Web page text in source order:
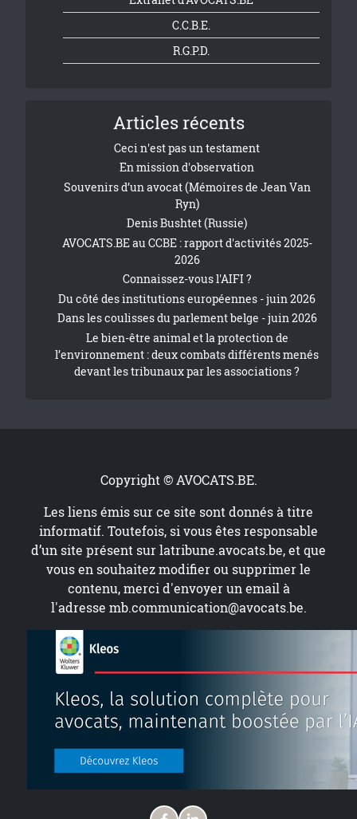
C.C.B.E.
R.G.P.D.
Articles récents
Ceci n'est pas un testament
En mission d'observation
Souvenirs d’un avocat (Mémoires de Jean Van
Ryn)
Denis Bushtet (Russie)
AVOCATS.BE au CCBE : rapport d'activités 2025-
2026
Connaissez-vous l'AIFI ?
Du côté des institutions européennes - juin 2026
Dans les coulisses du parlement belge - juin 2026
Le bien-être animal et la protection de
l’environnement : deux combats différents menés
devant les tribunaux par les associations ?
Copyright © AVOCATS.BE.
Les liens émis sur ce site sont donnés à titre
informatif. Toutefois, si vous êtes responsable
d’un site présent surlatribune.avocats.be, et que
vous en souhaitez modifier ou supprimer le
contenu, merci d'envoyer un email à
l'adresse mb.communication@avocats.be.